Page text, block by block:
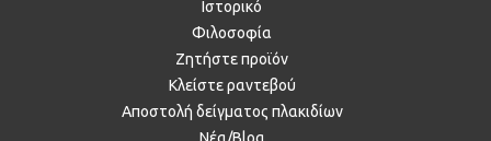
Ιστορικό
Φιλοσοφία
Ζητήστε προϊόν
Κλείστε ραντεβού
Αποστολή δείγματος πλακιδίων